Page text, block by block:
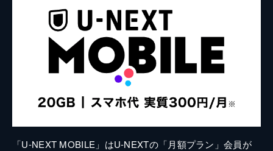
「U-NEXT MOBILE」はU-NEXTの「月額プラン」会員が